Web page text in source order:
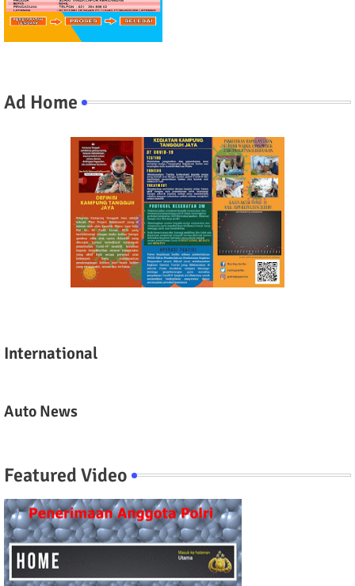
Ad Home
International
Auto News
Featured Video